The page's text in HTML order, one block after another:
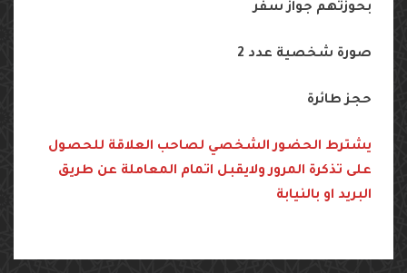
بحوزتهم جواز سفر
صورة شخصية عدد 2
حجز طائرة
يشترط الحضور الشخصي لصاحب العلاقة للحصول
على تذكرة المرور ولايقبل اتمام المعاملة عن طريق
البريد او بالنيابة